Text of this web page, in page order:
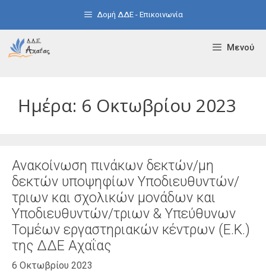
Δομή ΔΔΕ - Επικοινωνία
Μενού
Ημέρα: 6 Οκτωβρίου 2023
Ανακοίνωση πινάκων δεκτών/μη
δεκτών υποψηφίων Υποδιευθυντών/
τριων και σχολικών μονάδων και
Υποδιευθυντών/τριων & Υπεύθυνων
Τομέων εργαστηριακών κέντρων (Ε.Κ.)
της ΔΔΕ Αχαΐας
6 Οκτωβρίου 2023